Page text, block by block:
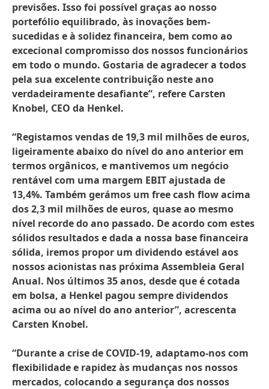
previsões. Isso foi possível graças ao nosso
portefólio equilibrado, às inovações bem-
sucedidas e à solidez financeira, bem como ao
excecional compromisso dos nossos funcionários
em todo o mundo. Gostaria de agradecer a todos
pela sua excelente contribuição neste ano
verdadeiramente desafiante”, refere Carsten
Knobel, CEO da Henkel.
“Registamos vendas de 19,3 mil milhões de euros,
ligeiramente abaixo do nível do ano anterior em
termos orgânicos, e mantivemos um negócio
rentável com uma margem EBIT ajustada de
13,4%. Também gerámos um free cash flow acima
dos 2,3 mil milhões de euros, quase ao mesmo
nível recorde do ano passado. De acordo com estes
sólidos resultados e dada a nossa base financeira
sólida, iremos propor um dividendo estável aos
nossos acionistas nas próxima Assembleia Geral
Anual. Nos últimos 35 anos, desde que é cotada
em bolsa, a Henkel pagou sempre dividendos
acima ou ao nível do ano anterior”, acrescenta
Carsten Knobel.
“Durante a crise de COVID-19, adaptamo-nos com
flexibilidade e rapidez às mudanças nos nossos
mercados, colocando a segurança dos nossos